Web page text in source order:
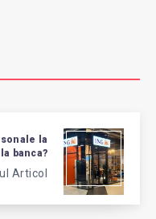
la
banca?
Articol